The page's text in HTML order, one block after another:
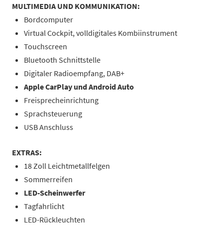
MULTIMEDIA UND KOMMUNIKATION:
Bordcomputer
Virtual Cockpit, volldigitales Kombiinstrument
Touchscreen
Bluetooth Schnittstelle
Digitaler Radioempfang, DAB+
Apple CarPlay und Android Auto
Freisprecheinrichtung
Sprachsteuerung
USB Anschluss
EXTRAS:
18 Zoll Leichtmetallfelgen
Sommerreifen
LED-Scheinwerfer
Tagfahrlicht
LED-Rückleuchten